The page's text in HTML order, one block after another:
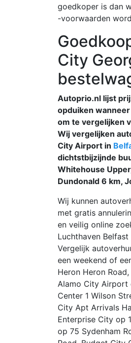
goedkoper is dan
-voorwaarden
City
Autoprio.nl lijst
opduiken wanneer
om te vergelijken
Wij vergelijken
City Airport in
dichtstbijzijnde
Whitehouse
Dundonald 6 km,
Wij kunnen
met gratis
en veilig online
Luchthaven
Vergelijk
een weekend of
Heron Heron
Alamo City
Center 1 Wilson
City Apt Arrivals
Enterprise City op
op 75 Sydenham